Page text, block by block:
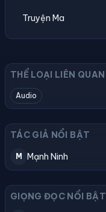
Truyện Ma
THỂ LOẠI LIÊN QUAN
Audio
TÁC GIẢ NỔI BẬT
M Mạnh Ninh
GIỌNG ĐỌC NỔI BẬT